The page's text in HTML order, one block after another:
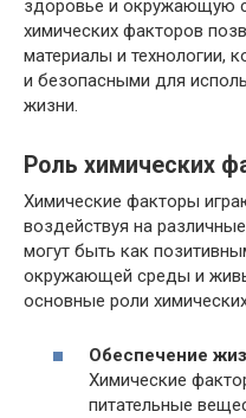
здоровье и окружающую
химических факторов
материалы и технологии,
и безопасными для
жизни.
Роль химических
Химические факторы
воздействуя на
могут быть как
окружающей среды и
основные роли
Обеспечение
Химические
питательные